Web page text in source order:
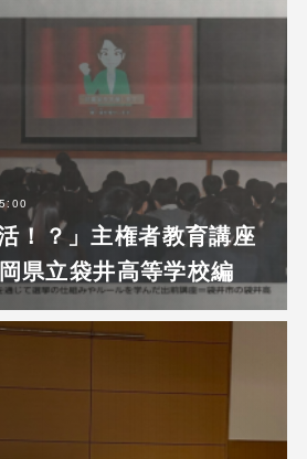
！？」主権者教育講座
県立袋井高等学校編